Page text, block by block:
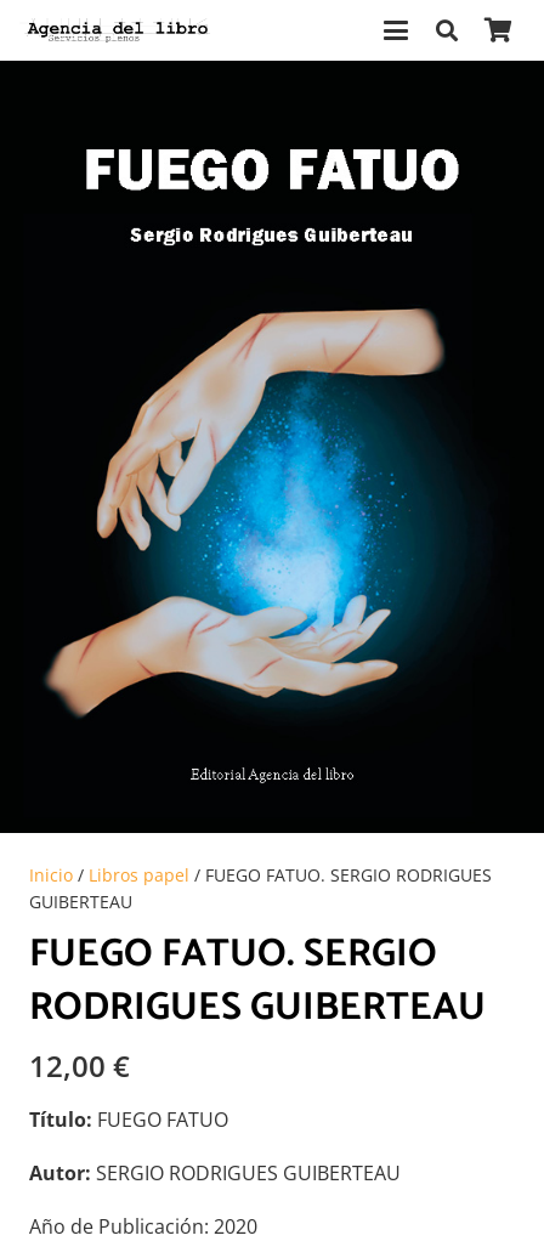
Inicio / Libros papel / FUEGO FATUO. SERGIO RODRIGUES
GUIBERTEAU
FUEGO FATUO. SERGIO
RODRIGUES GUIBERTEAU
12,00 €
Título: FUEGO FATUO
Autor: SERGIO RODRIGUES GUIBERTEAU
Año de Publicación: 2020